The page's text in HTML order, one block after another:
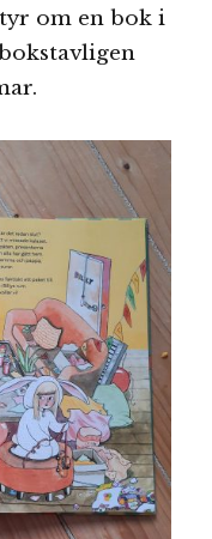
om en bok i